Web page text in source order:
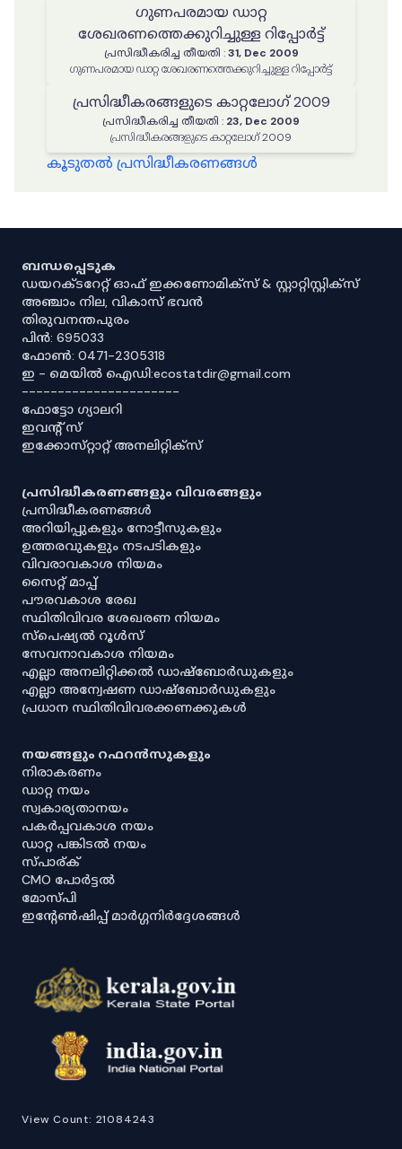
ഗുണപരമായ ഡാറ്റ
ശേഖരണത്തെക്കുറിച്ചുള്ള റിപ്പോർട്ട്
പ്രസിദ്ധീകരിച്ച തീയതി : 31, Dec 2009
ഗുണപരമായ ഡാറ്റ ശേഖരണത്തെക്കുറിച്ചുള്ള റിപ്പോർട്ട്
പ്രസിദ്ധീകരങ്ങളുടെ കാറ്റലോഗ് 2009
പ്രസിദ്ധീകരിച്ച തീയതി : 23, Dec 2009
പ്രസിദ്ധീകരങ്ങളുടെ കാറ്റലോഗ് 2009
കൂടുതൽ പ്രസിദ്ധീകരണങ്ങൾ
ബന്ധപ്പെടുക
ഡയറക്ടറേറ്റ് ഓഫ് ഇക്കണോമിക്സ് & സ്റ്റാറ്റിസ്റ്റിക്സ്
അഞ്ചാം നില, വികാസ് ഭവൻ
തിരുവനന്തപുരം
പിൻ: 695033
ഫോൺ: 0471-2305318
ഇ - മെയിൽ ഐഡി:ecostatdir@gmail.com
----------------------
ഫോട്ടോ ഗ്യാലറി
ഇവൻ്റ് സ്
ഇക്കോസ്‌റ്റാറ്റ് അനലിറ്റിക്‌സ്
പ്രസിദ്ധീകരണങ്ങളും വിവരങ്ങളും
പ്രസിദ്ധീകരണങ്ങൾ
അറിയിപ്പുകളും നോട്ടീസുകളും
ഉത്തരവുകളും നടപടികളും
വിവരാവകാശ നിയമം
സൈറ്റ് മാപ്പ്
പൗരവകാശ രേഖ
സ്ഥിതിവിവര ശേഖരണ നിയമം
സ്‌പെഷ്യൽ റൂൾസ്
സേവനാവകാശ നിയമം
എല്ലാ അനലിറ്റിക്കൽ ഡാഷ്‌ബോർഡുകളും
എല്ലാ അന്വേഷണ ഡാഷ്‌ബോർഡുകളും
പ്രധാന സ്ഥിതിവിവരക്കണക്കുകൾ
നയങ്ങളും റഫറൻസുകളും
നിരാകരണം
ഡാറ്റ നയം
സ്വകാര്യതാനയം
പകർപ്പവകാശ നയം
ഡാറ്റ പങ്കിടൽ നയം
സ്പാര്ക്
CMO പോർട്ടൽ
മോസ്പി
ഇൻ്റേൺഷിപ്പ് മാർഗ്ഗനിർദ്ദേശങ്ങൾ
View Count: 21084243